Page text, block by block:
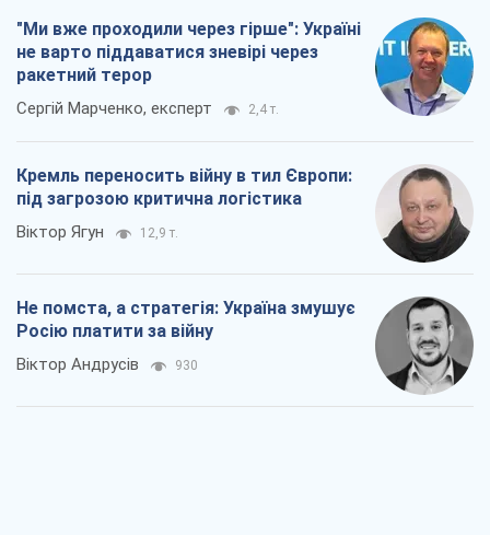
"Ми вже проходили через гірше": Україні
не варто піддаватися зневірі через
ракетний терор
Сергій Марченко, експерт 2,4 т.
Кремль переносить війну в тил Європи:
під загрозою критична логістика
Віктор Ягун 12,9 т.
Не помста, а стратегія: Україна змушує
Росію платити за війну
Віктор Андрусів 930